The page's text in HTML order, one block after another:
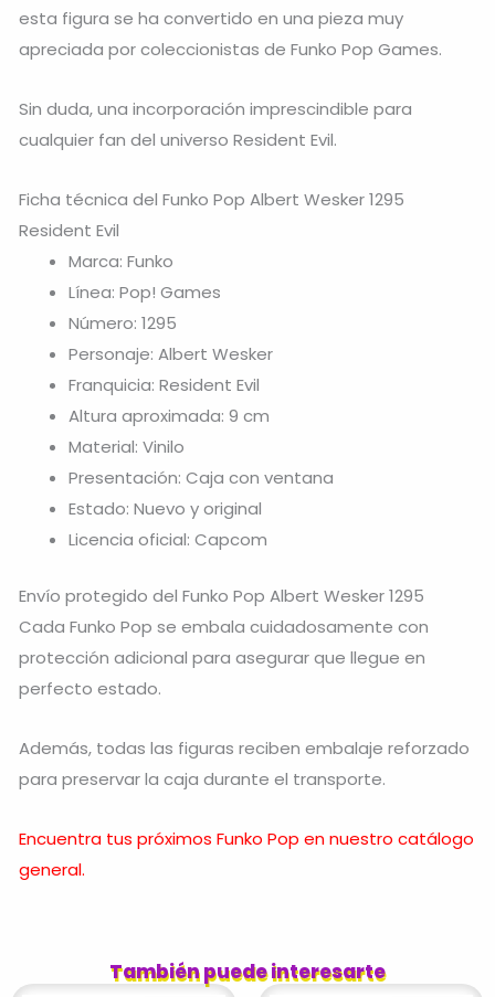
esta figura se ha convertido en una pieza muy
apreciada por coleccionistas de Funko Pop Games.
Sin duda, una incorporación imprescindible para
cualquier fan del universo Resident Evil.
Ficha técnica del Funko Pop Albert Wesker 1295
Resident Evil
Marca: Funko
Línea: Pop! Games
Número: 1295
Personaje: Albert Wesker
Franquicia: Resident Evil
Altura aproximada: 9 cm
Material: Vinilo
Presentación: Caja con ventana
Estado: Nuevo y original
Licencia oficial: Capcom
Envío protegido del Funko Pop Albert Wesker 1295
Cada Funko Pop se embala cuidadosamente con
protección adicional para asegurar que llegue en
perfecto estado.
Además, todas las figuras reciben embalaje reforzado
para preservar la caja durante el transporte.
Encuentra tus próximos Funko Pop en nuestro catálogo
general.
También puede interesarte